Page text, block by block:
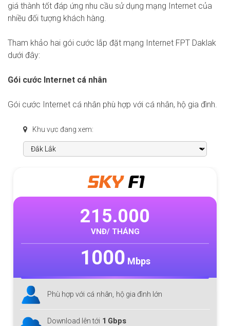
giá thành tốt đáp ứng nhu cầu sử dụng mạng Internet của
nhiều đối tượng khách hàng.
Tham khảo hai gói cước lắp đặt mạng Internet FPT Daklak
dưới đây:
Gói cước Internet cá nhân
Gói cước Internet cá nhân phù hợp với cá nhân, hộ gia đình.
Khu vực đang xem:
cá nhân, hộ gia đình lớn
1 Gbps